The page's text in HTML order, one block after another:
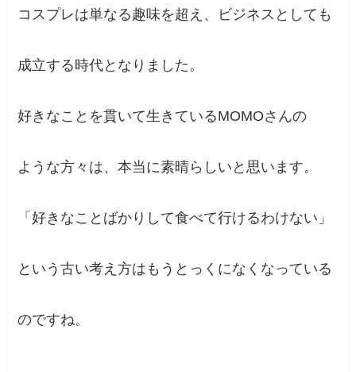
コスプレは単なる趣味を超え、ビジネスとしても
成立する時代となりました。
好きなことを貫いて生きているMOMOさんの
ような方々は、本当に素晴らしいと思います。
「好きなことばかりして食べて行けるわけない」
という古い考え方はもうとっくになくなっている
のですね。